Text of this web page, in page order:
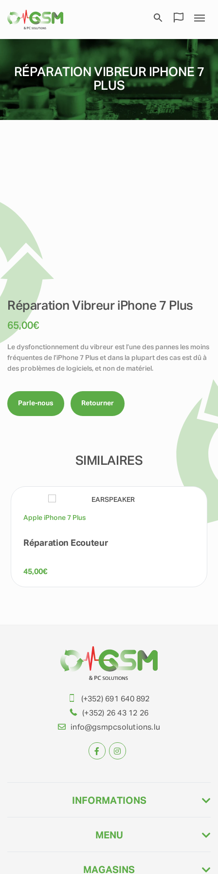
RÉPARATION VIBREUR IPHONE 7
PLUS
Réparation Vibreur iPhone 7 Plus
65,00€
Le dysfonctionnement du vibreur est l’une des pannes les moins
fréquentes de l’iPhone 7 Plus et dans la plupart des cas est dû à
des problèmes de logiciels, et non de matériel.
Parle-nous Retourner
SIMILAIRES
Apple iPhone 7 Plus
Réparation Ecouteur
45,00€
(+352) 691 640 892
(+352) 26 43 12 26
info@gsmpcsolutions.lu
INFORMATIONS
MENU
MAGASINS